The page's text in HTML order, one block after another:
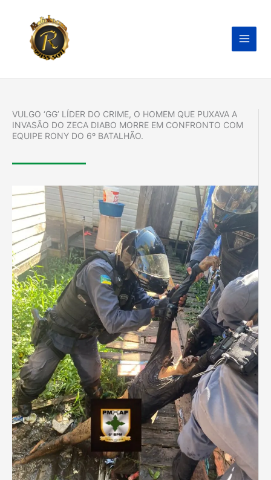
conteúdo
VULGO ‘GG’ LÍDER DO CRIME, O HOMEM QUE PUXAVA A
INVASÃO DO ZECA DIABO MORRE EM CONFRONTO COM
EQUIPE RONY DO 6º BATALHÃO.